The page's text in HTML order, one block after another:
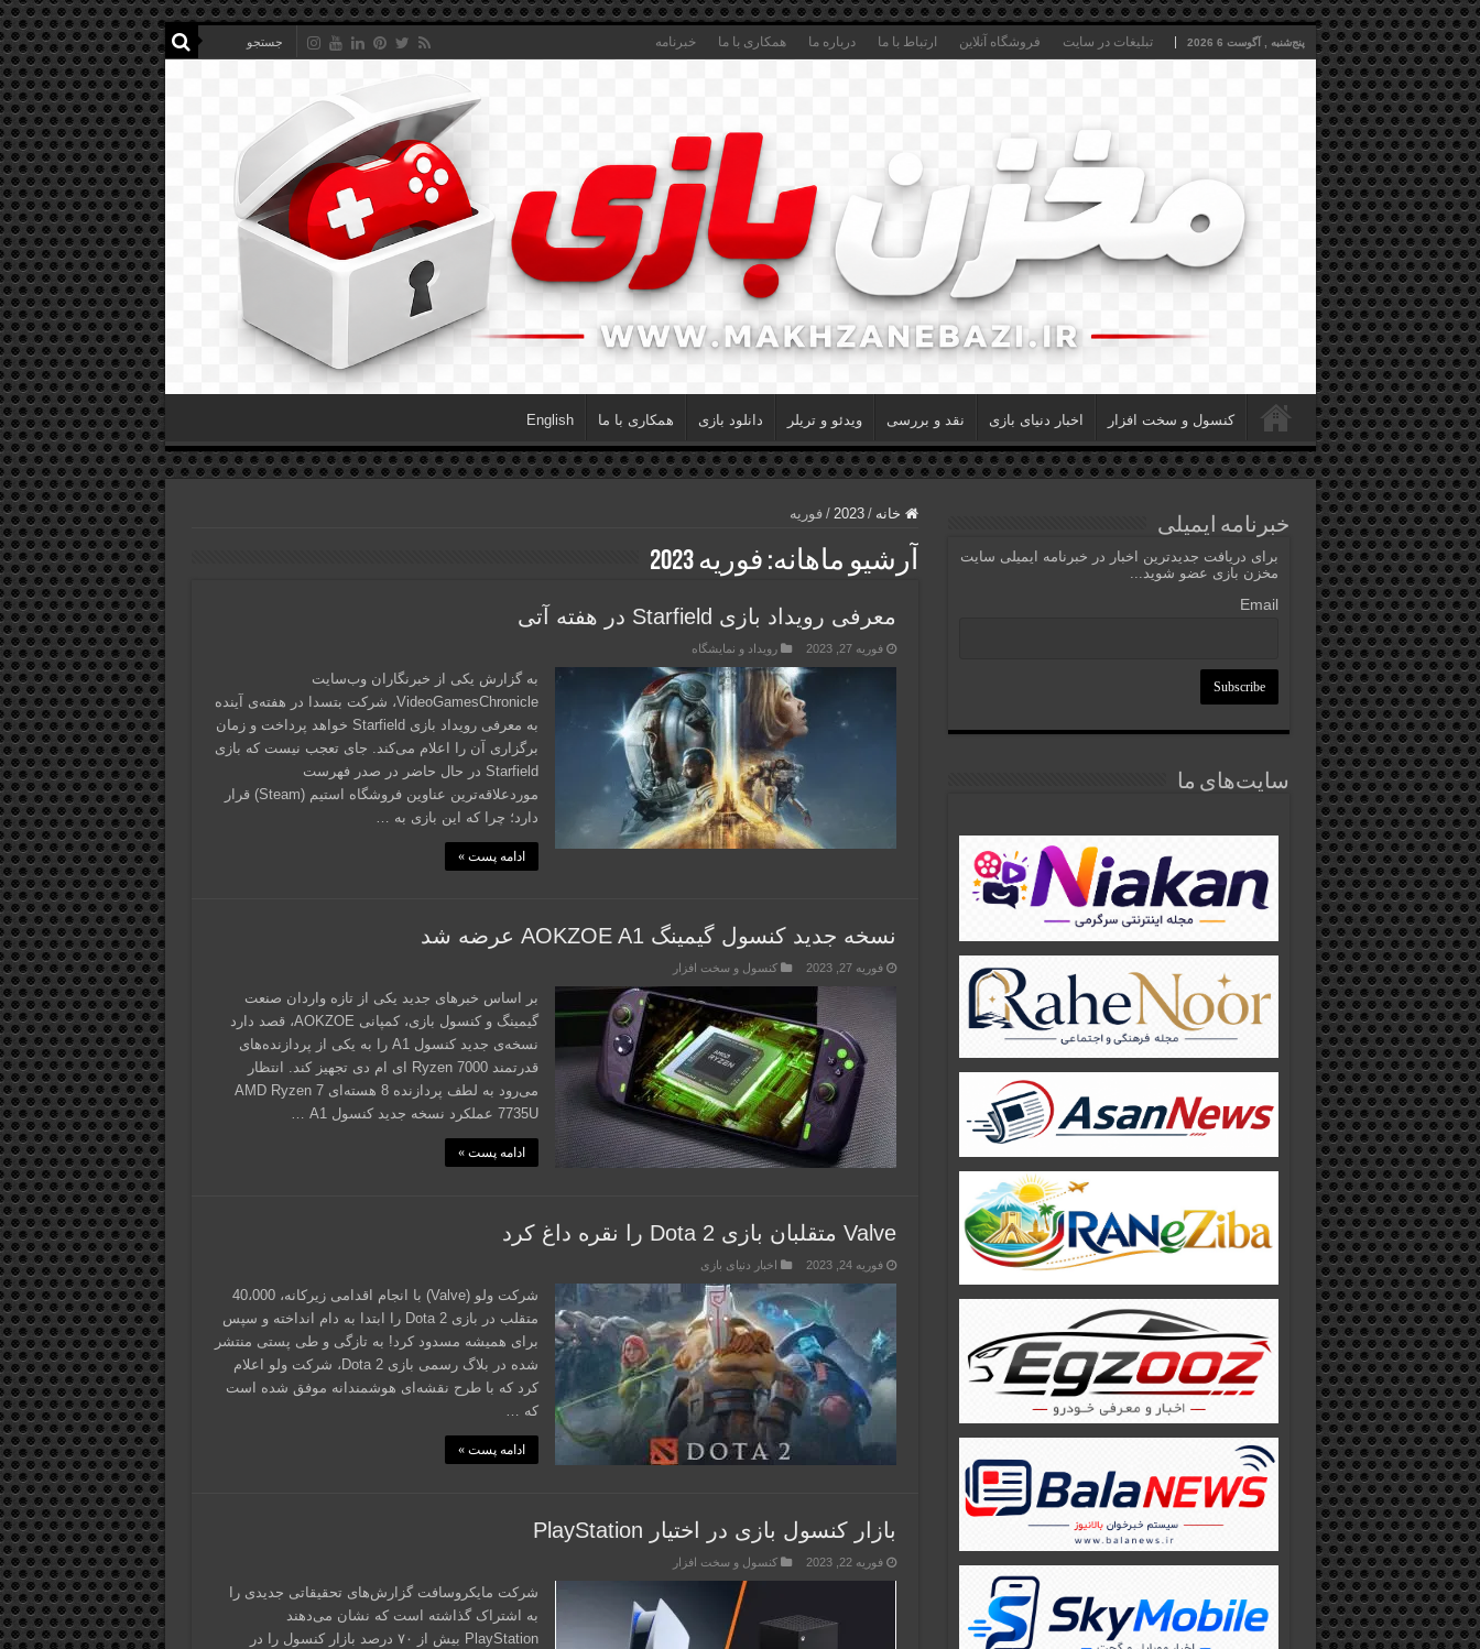
پنج‌شنبه , آگوست 6 2026 تبلیغات در سایت فروشگاه آنلاین ارتباط با ما درباره ما همکاری با ما خبرنامه
کنسول و سخت افزار اخبار دنیای بازی نقد و بررسی ویدئو و تریلر دانلود بازی همکاری با ما English
خانه /
2023
/ فوریه
آرشیو ماهانه: فوریه 2023
معرفی رویداد بازی Starfield در هفته آتی
فوریه 27, 2023 رویداد و نمایشگاه
به گزارش یکی از خبرنگاران وب‌سایت
VideoGamesChronicle، شرکت بتسدا در هفته‌ی آینده
به معرفی رویداد بازی Starfield خواهد پرداخت و زمان
برگزاری آن را اعلام می‌کند. جای تعجب نیست که بازی
Starfield در حال حاضر در صدر فهرست
موردعلاقه‌ترین عناوین فروشگاه استیم (Steam) قرار
دارد؛ چرا که این بازی به …
ادامه پست »
نسخه جدید کنسول گیمینگ AOKZOE A1 عرضه شد
فوریه 27, 2023 کنسول و سخت افزار
بر اساس خبرهای جدید یکی از تازه واردان صنعت
گیمینگ و کنسول بازی، کمپانی AOKZOE، قصد دارد
نسخه‌ی جدید کنسول A1 را به یکی از پردازنده‌های
قدرتمند Ryzen 7000 ای ام دی تجهیز کند. انتظار
می‌رود به لطف پردازنده 8 هسته‌ای AMD Ryzen 7
7735U عملکرد نسخه جدید کنسول A1 …
ادامه پست »
Valve متقلبان بازی Dota 2 را نقره داغ کرد
فوریه 24, 2023 اخبار دنیای بازی
شرکت ولو (Valve) با انجام اقدامی زیرکانه، 40،000
متقلب در بازی Dota 2 را ابتدا به دام انداخته و سپس
برای همیشه مسدود کرد! به‌ تازگی و طی پستی منتشر
شده در بلاگ رسمی بازی Dota 2، شرکت ولو اعلام
کرد که با طرح نقشه‌ای هوشمندانه موفق شده است
که …
ادامه پست »
بازار کنسول بازی در اختیار PlayStation
فوریه 22, 2023 کنسول و سخت افزار
شرکت مایکروسافت گزارش‌های تحقیقاتی جدیدی را
به اشتراک گذاشته است که نشان می‌دهند
PlayStation بیش از ۷۰ درصد بازار کنسول را در
خبرنامه ایمیلی
برای دریافت جدیدترین اخبار در خبرنامه ایمیلی سایت
مخزن بازی عضو شوید...
Email
سایت‌های ما